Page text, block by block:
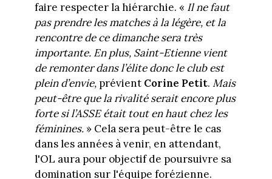
faire respecter la hiérarchie. « Il ne faut
pas prendre les matches à la légère, et la
rencontre de ce dimanche sera très
importante. En plus, Saint-Etienne vient
de remonter dans l’élite donc le club est
plein d’envie,prévient Corine Petit. Mais
peut-être que la rivalité serait encore plus
forte si l’ASSE était tout en haut chez les
féminines.» Cela sera peut-être le cas
dans les années à venir, en attendant,
l'OL aura pour objectif de poursuivre sa
domination sur l'équipe forézienne.